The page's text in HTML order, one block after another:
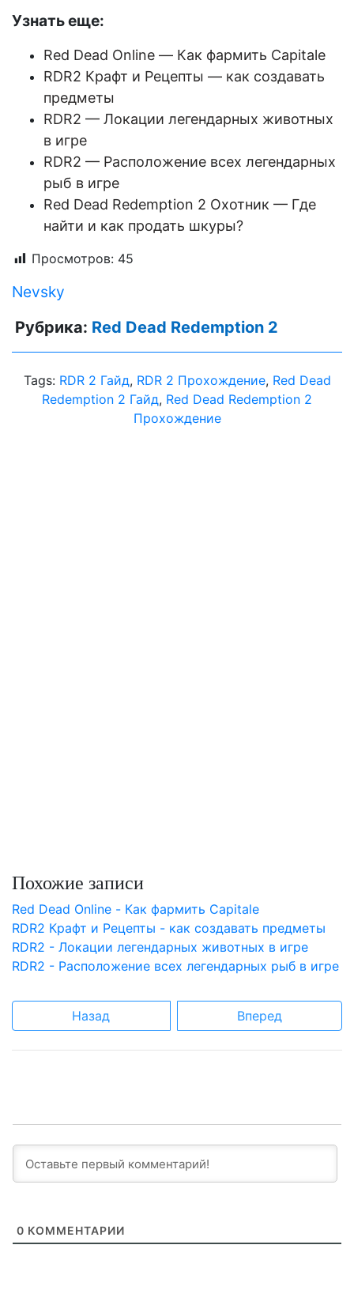
Узнать еще:
Red Dead Online — Как фармить Capitale
RDR2 Крафт и Рецепты — как создавать
предметы
RDR2 — Локации легендарных животных
в игре
RDR2 — Расположение всех легендарных
рыб в игре
Red Dead Redemption 2 Охотник — Где
найти и как продать шкуры?
Просмотров: 45
Nevsky
Рубрика: Red Dead Redemption 2
Tags: RDR 2 Гайд, RDR 2 Прохождение, Red Dead
Redemption 2 Гайд, Red Dead Redemption 2
Прохождение
Похожие записи
Red Dead Online - Как фармить Capitale
RDR2 Крафт и Рецепты - как создавать предметы
RDR2 - Локации легендарных животных в игре
RDR2 - Расположение всех легендарных рыб в игре
Назад Вперед
0 КОММЕНТАРИИ